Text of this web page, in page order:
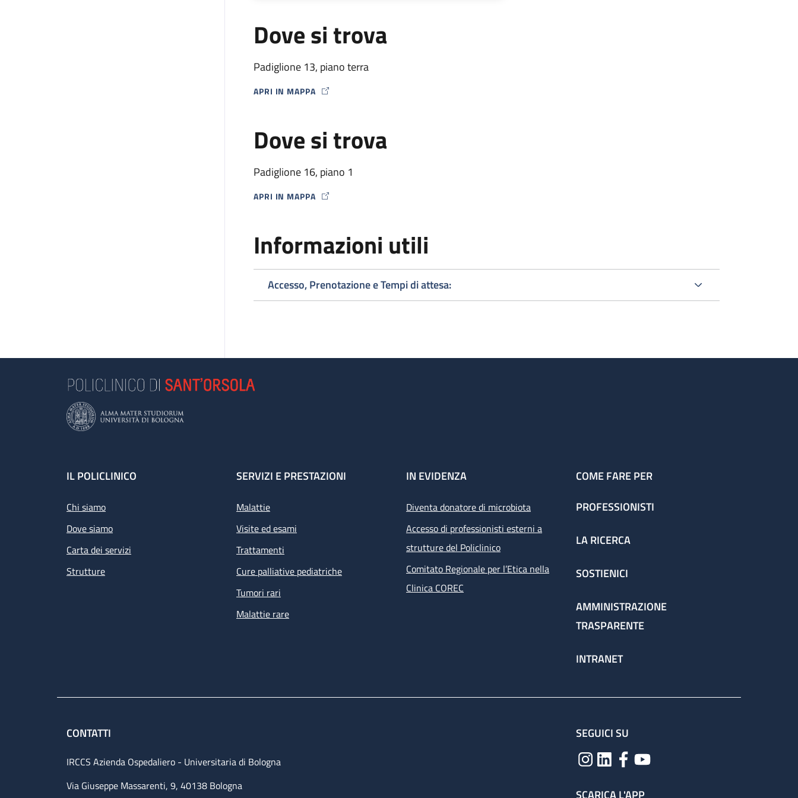
delle condizioni cliniche e dell'eventuale comparsa di effetti collaterali, oltre all'adeguamento dei
Dove si trova
Padiglione 13, piano terra
APRI IN MAPPA
MAP ICON
Dove si trova
Padiglione 16, piano 1
APRI IN MAPPA
MAP ICON
Informazioni utili
Accesso, Prenotazione e Tempi di attesa:
Footer
IL POLICLINICO
Chi siamo
Dove siamo
Carta dei servizi
Strutture
SERVIZI E PRESTAZIONI
Malattie
Visite ed esami
Trattamenti
Cure palliative pediatriche
Tumori rari
Malattie rare
IN EVIDENZA
Diventa donatore di microbiota
Accesso di professionisti esterni a
strutture del Policlinico
Comitato Regionale per l’Etica nella
Clinica COREC
COME FARE PER
PROFESSIONISTI
LA RICERCA
SOSTIENICI
AMMINISTRAZIONE
TRASPARENTE
INTRANET
CONTATTI
IRCCS Azienda Ospedaliero - Universitaria di Bologna
Via Giuseppe Massarenti, 9, 40138 Bologna
SEGUICI SU
SCARICA L'APP